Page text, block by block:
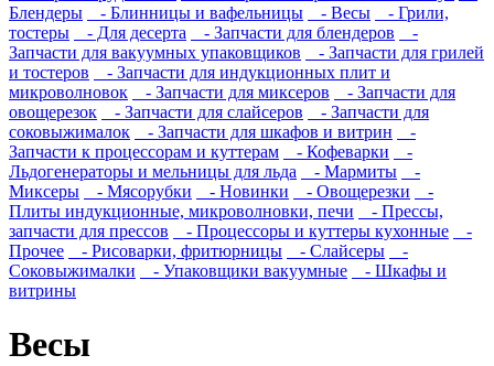
Блендеры
- Блинницы и вафельницы - Весы
- Грили,
тостеры
- Для десерта - Запчасти для блендеров
-
Запчасти для вакуумных упаковщиков
- Запчасти для грилей
и тостеров
- Запчасти для индукционных плит и
микроволновок
- Запчасти для миксеров
- Запчасти для
овощерезок
- Запчасти для слайсеров
- Запчасти для
соковыжималок
- Запчасти для шкафов и витрин
-
Запчасти к процессорам и куттерам
- Кофеварки
-
Льдогенераторы и мельницы для льда
- Мармиты
-
Миксеры
- Мясорубки - Новинки - Овощерезки
-
Плиты индукционные, микроволновки, печи
- Прессы,
запчасти для прессов
- Процессоры и куттеры кухонные
-
Прочее
- Рисоварки, фритюрницы - Слайсеры
-
Соковыжималки
- Упаковщики вакуумные
- Шкафы и
витрины
Весы